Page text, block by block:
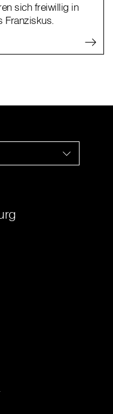
sich freiwillig in
Franziskus.